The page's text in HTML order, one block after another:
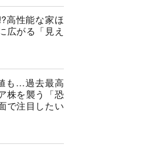
高性能な家ほ
広がる「見え
も…過去最高
株を襲う「恐
で注目したい